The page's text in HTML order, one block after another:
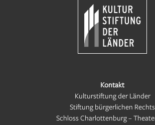
Kontakt
Kulturstiftung der Länder
Stiftung bürgerlichen Rechts
Schloss Charlottenburg –